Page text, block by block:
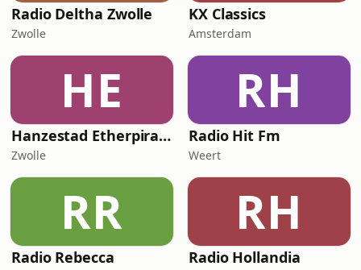
Radio Deltha Zwolle
Zwolle
KX Classics
Amsterdam
HE
Hanzestad Etherpiraten
Zwolle
RH
Radio Hit Fm
Weert
RR
Radio Rebecca
RH
Radio Hollandia